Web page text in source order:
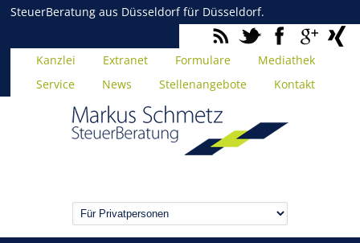
SteuerBeratung aus Düsseldorf für Düsseldorf.
Kanzlei Extranet Formulare
Mediathek
Service
News Stellenangebote Kontakt